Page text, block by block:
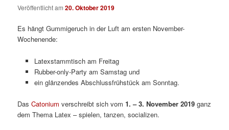
Veröffentlicht am20. Oktober 2019
Es hängt Gummigeruch in der Luft am ersten November-
Wochenende:
Latexstammtisch am Freitag
Rubber-only-Party am Samstag und
ein glänzendes Abschlussfrühstück am Sonntag.
DasCatoniumverschreibt sich vom 1. – 3. November 2019 ganz
dem Thema Latex – spielen, tanzen, socializen.